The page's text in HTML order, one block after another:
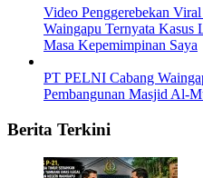
Video Penggerebekan
Waingapu Ternyata
Masa Kepemimpinan Saya
PT PELNI Cabang
Pembangunan Masjid Al-
Berita Terkini